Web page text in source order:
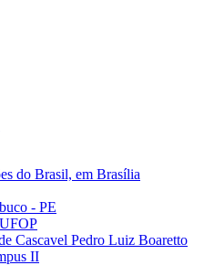
do Brasil, em Brasília
- PE
Cascavel Pedro Luiz Boaretto
II